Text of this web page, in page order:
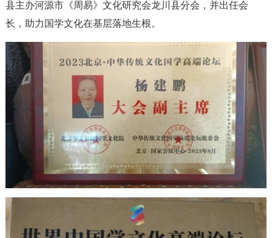
县主办河源市《周易》文化研究会龙川县分会，并出任会
长，助力国学文化在基层落地生根。